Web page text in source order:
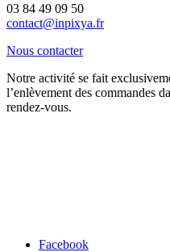
03 84 49 09 50
contact@inpixya.fr
Nous contacter
Notre activité se fait
l’enlèvement des commandes
rendez-vous.
Facebook